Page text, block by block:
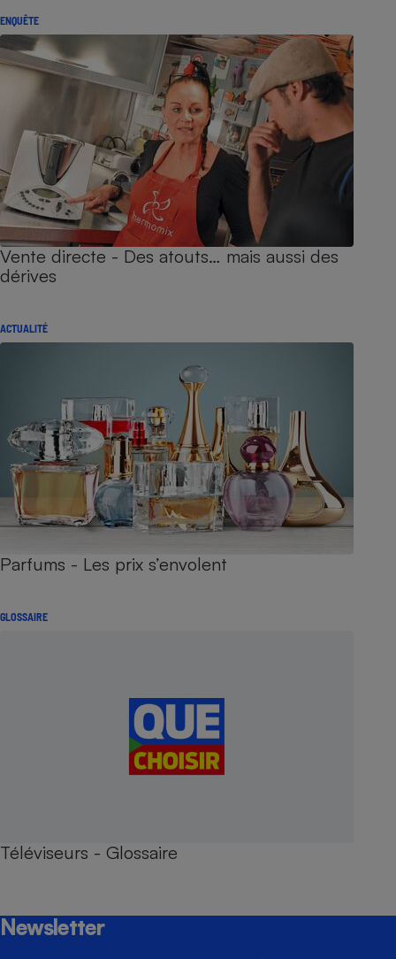
ENQUÊTE
Vente directe - Des atouts… mais aussi des
dérives
ACTUALITÉ
Parfums - Les prix s’envolent
GLOSSAIRE
Téléviseurs - Glossaire
Newsletter